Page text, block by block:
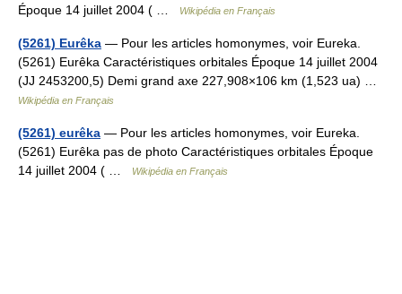
Époque 14 juillet 2004 ( …
Wikipédia en Français
(5261) Eurêka — Pour les articles homonymes, voir Eureka.
(5261) Eurêka Caractéristiques orbitales Époque 14 juillet 2004
(JJ 2453200,5) Demi grand axe 227,908×106 km (1,523 ua) …
Wikipédia en Français
(5261) eurêka — Pour les articles homonymes, voir Eureka.
(5261) Eurêka pas de photo Caractéristiques orbitales Époque
14 juillet 2004 ( …
Wikipédia en Français